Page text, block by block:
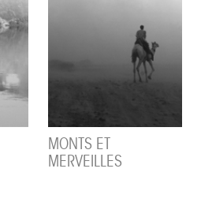
MONTS ET
MERVEILLES